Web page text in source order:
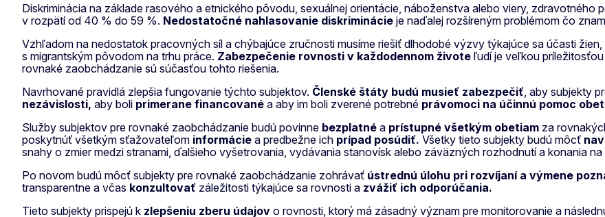
Diskriminácia na základe rasového a etnického pôvodu, sexuálnej orientácie, náboženstva alebo viery,
v rozpätí od 40 % do 59 %. Nedostatočné nahlasovanie diskriminácie je naďalej rozšíreným problémom čo
Vzhľadom na nedostatok pracovných síl a chýbajúce zručnosti musíme riešiť dlhodobé výzvy týkajúce sa účasti
s migrantským pôvodom na trhu práce. Zabezpečenie rovnosti v každodennom živote ľudí je veľkou
rovnaké zaobchádzanie sú súčasťou tohto riešenia.
Navrhované pravidlá zlepšia fungovanie týchto subjektov. Členské štáty budú musieť zabezpečiť , aby subjekty
nezávislosti, aby boli primerane financované a aby im boli zverené potrebné právomoci na účinnú pomoc
Služby subjektov pre rovnaké zaobchádzanie budú povinne bezplatné a prístupné všetkým obetiam za
poskytnúť všetkým sťažovateľom informácie a predbežne ich prípad posúdiť. Všetky tieto subjekty budú môcť
snahy o zmier medzi stranami, ďalšieho vyšetrovania, vydávania stanovísk alebo záväzných rozhodnutí a konania na
Po novom budú môcť subjekty pre rovnaké zaobchádzanie zohrávať ústrednú úlohu pri rozvíjaní a výmene
transparentne a včas konzultovať záležitosti týkajúce sa rovnosti a zvážiť ich odporúčania.
Tieto subjekty prispejú k zlepšeniu zberu údajov o rovnosti, ktorý má zásadný význam pre monitorovanie a